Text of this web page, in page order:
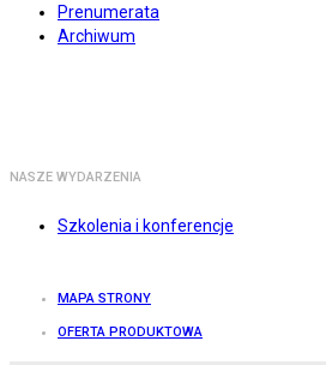
Prenumerata
Archiwum
NASZE WYDARZENIA
Szkolenia i konferencje
MAPA STRONY
OFERTA PRODUKTOWA